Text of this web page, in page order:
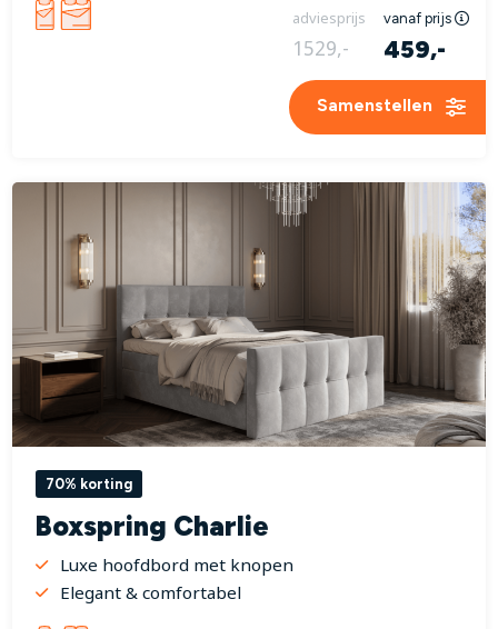
adviesprijs vanaf prijs
1529,- 459,-
Samenstellen
70% korting
Boxspring Charlie
Luxe hoofdbord met knopen
Elegant & comfortabel